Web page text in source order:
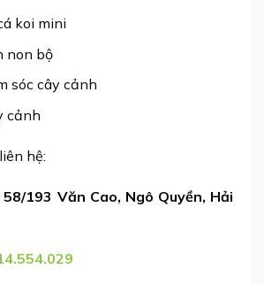
koi mini
non bộ
sóc cây cảnh
cảnh
hệ:
193 Văn Cao, Ngô Quyền, Hải